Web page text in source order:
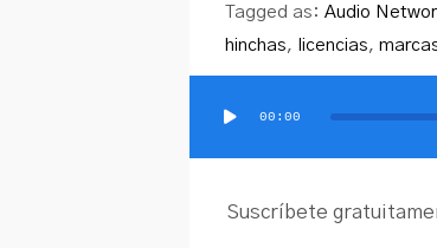
Tagged as: Audio
hinchas, licencias,
audio
00:00
Suscríbete